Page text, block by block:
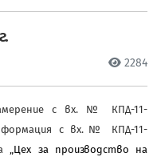
2284
с вх. № КПД-11-
с вх.№ КПД-11-
„Цех за производство на